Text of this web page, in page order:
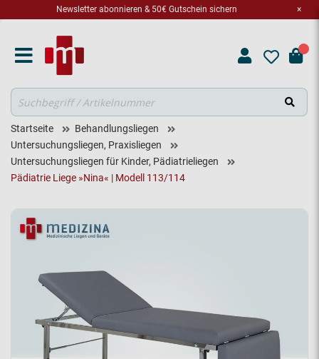
×
Newsletter abonnieren & 50€ Gutschein sichern
Suche
Startseite
Behandlungsliegen
Untersuchungsliegen, Praxisliegen
Untersuchungsliegen für Kinder, Pädiatrieliegen
Pädiatrie Liege »Nina« | Modell 113/114